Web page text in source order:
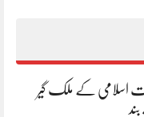
اسلامی کے ملک گیر